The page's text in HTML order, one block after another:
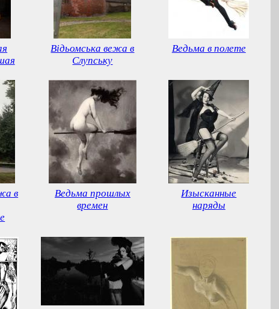
Відьомська вежа в
Слупську
Ведьма в полете
в
Ведьма прошлых
времен
Изысканные
наряды